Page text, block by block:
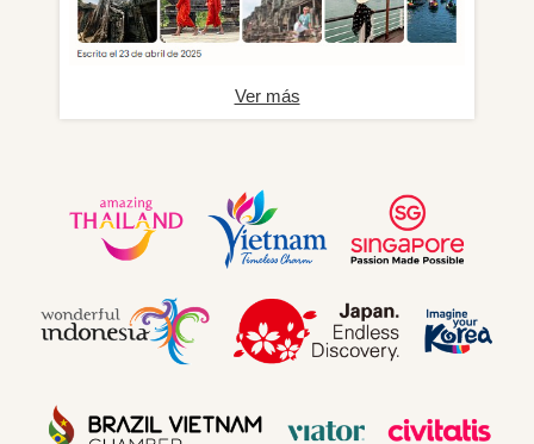
Ver más